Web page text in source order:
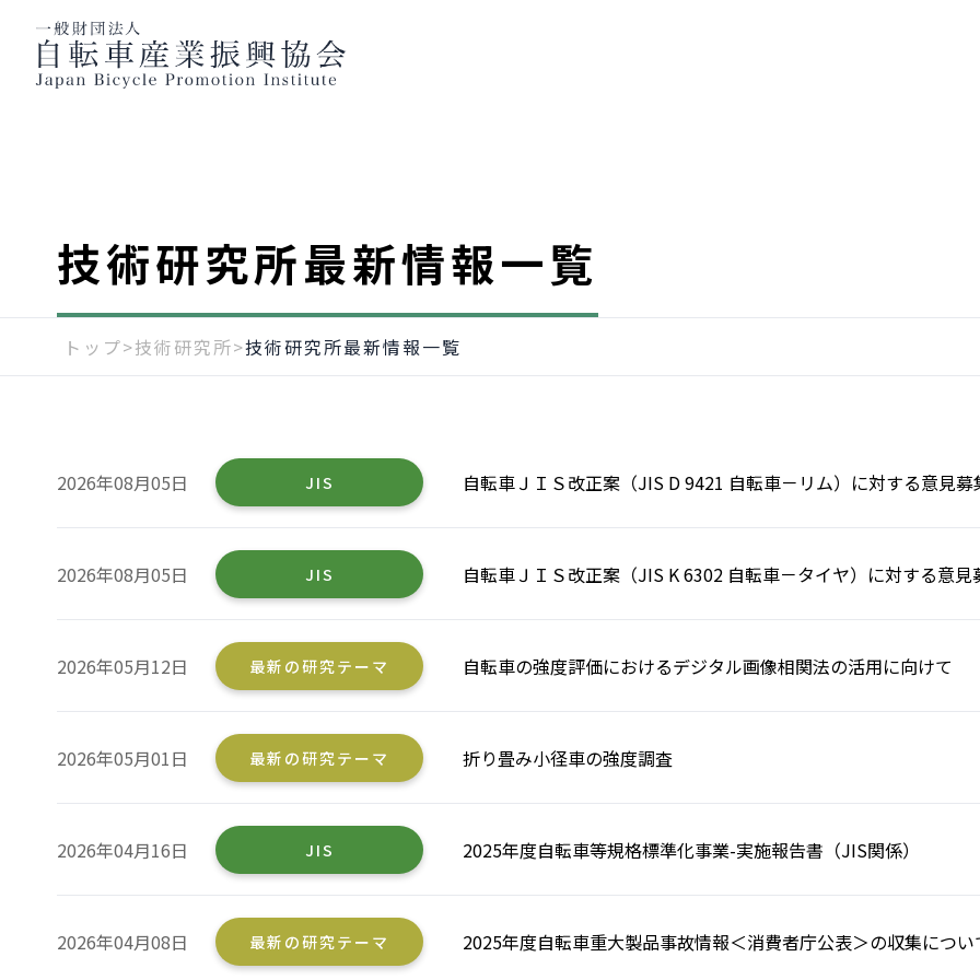
技術研究所最新情報一覧
トップ>技術研究所>技術研究所最新情報一覧
2026年08月05日 JIS 自転車ＪＩＳ改正案（JIS D 9421 自転車－リム）に対する意見募
2026年08月05日 JIS 自転車ＪＩＳ改正案（JIS K 6302 自転車－タイヤ）に対する意見
2026年05月12日 最新の研究テーマ 自転車の強度評価におけるデジタル画像相関法の活用に向けて
2026年05月01日 最新の研究テーマ 折り畳み小径車の強度調査
2026年04月16日 JIS 2025年度自転車等規格標準化事業-実施報告書（JIS関係）
2026年04月08日 最新の研究テーマ 2025年度自転車重大製品事故情報＜消費者庁公表＞の収集につい